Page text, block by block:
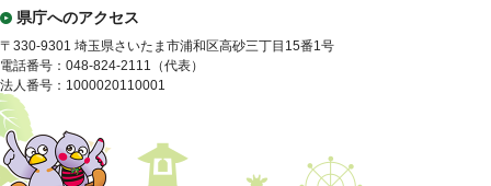
県庁へのアクセス
〒330-9301 埼玉県さいたま市浦和区高砂三丁目15番1号
電話番号：048-824-2111（代表）
法人番号：1000020110001